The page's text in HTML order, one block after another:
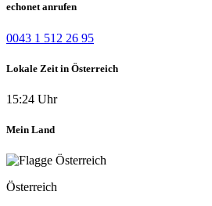
echonet anrufen
0043 1 512 26 95
Lokale Zeit in Österreich
15:24 Uhr
Mein Land
Österreich